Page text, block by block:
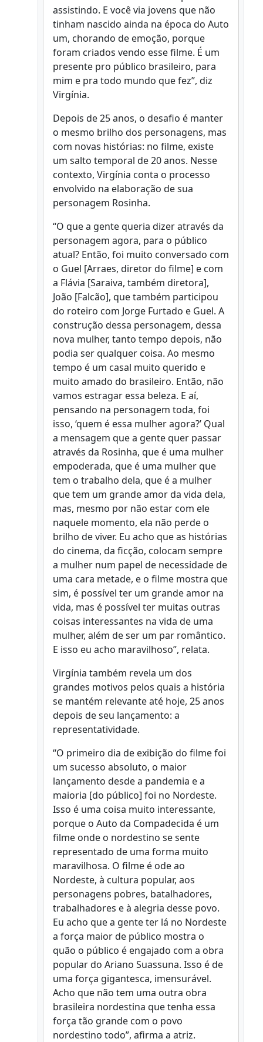
assistindo. E você via jovens que não
tinham nascido ainda na época do Auto
um, chorando de emoção, porque
foram criados vendo esse filme. É um
presente pro público brasileiro, para
mim e pra todo mundo que fez”, diz
Virgínia.
Depois de 25 anos, o desafio é manter
o mesmo brilho dos personagens, mas
com novas histórias: no filme, existe
um salto temporal de 20 anos. Nesse
contexto, Virgínia conta o processo
envolvido na elaboração de sua
personagem Rosinha.
“O que a gente queria dizer através da
personagem agora, para o público
atual? Então, foi muito conversado com
o Guel [Arraes, diretor do filme] e com
a Flávia [Saraiva, também diretora],
João [Falcão], que também participou
do roteiro com Jorge Furtado e Guel. A
construção dessa personagem, dessa
nova mulher, tanto tempo depois, não
podia ser qualquer coisa. Ao mesmo
tempo é um casal muito querido e
muito amado do brasileiro. Então, não
vamos estragar essa beleza. E aí,
pensando na personagem toda, foi
isso, ‘quem é essa mulher agora?’ Qual
a mensagem que a gente quer passar
através da Rosinha, que é uma mulher
empoderada, que é uma mulher que
tem o trabalho dela, que é a mulher
que tem um grande amor da vida dela,
mas, mesmo por não estar com ele
naquele momento, ela não perde o
brilho de viver. Eu acho que as histórias
do cinema, da ficção, colocam sempre
a mulher num papel de necessidade de
uma cara metade, e o filme mostra que
sim, é possível ter um grande amor na
vida, mas é possível ter muitas outras
coisas interessantes na vida de uma
mulher, além de ser um par romântico.
E isso eu acho maravilhoso”, relata.
Virgínia também revela um dos
grandes motivos pelos quais a história
se mantém relevante até hoje, 25 anos
depois de seu lançamento: a
representatividade.
“O primeiro dia de exibição do filme foi
um sucesso absoluto, o maior
lançamento desde a pandemia e a
maioria [do público] foi no Nordeste.
Isso é uma coisa muito interessante,
porque o Auto da Compadecida é um
filme onde o nordestino se sente
representado de uma forma muito
maravilhosa. O filme é ode ao
Nordeste, à cultura popular, aos
personagens pobres, batalhadores,
trabalhadores e à alegria desse povo.
Eu acho que a gente ter lá no Nordeste
a força maior de público mostra o
quão o público é engajado com a obra
popular do Ariano Suassuna. Isso é de
uma força gigantesca, imensurável.
Acho que não tem uma outra obra
brasileira nordestina que tenha essa
força tão grande com o povo
nordestino todo”, afirma a atriz.